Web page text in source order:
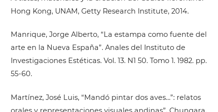
Hong Kong, UNAM, Getty Research Institute, 2014.
Manrique, Jorge Alberto, “La estampa como fuente del
arte en la Nueva España”. Anales del Instituto de
Investigaciones Estéticas. Vol. 13. N1 50. Tomo 1. 1982. pp.
55-60.
Martínez, José Luis, “Mandó pintar dos aves…”: relatos